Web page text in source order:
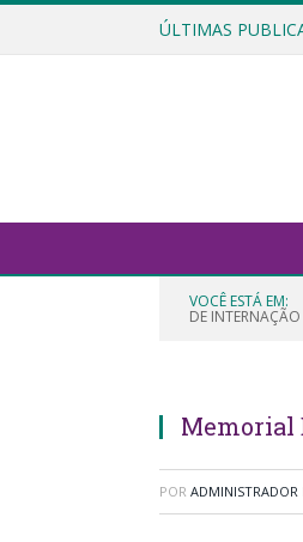
ÚLTIMAS
VOCÊ ESTÁ EM:
DE
Memorial
POR ADMINISTRADOR